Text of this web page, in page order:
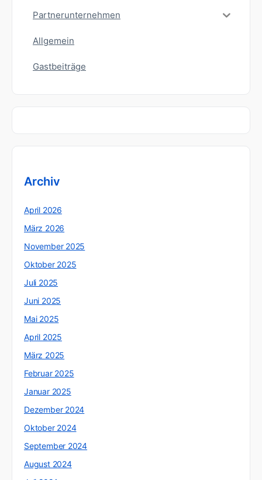
Partnerunternehmen
Allgemein
Gastbeiträge
Archiv
April 2026
März 2026
November 2025
Oktober 2025
Juli 2025
Juni 2025
Mai 2025
April 2025
März 2025
Februar 2025
Januar 2025
Dezember 2024
Oktober 2024
September 2024
August 2024